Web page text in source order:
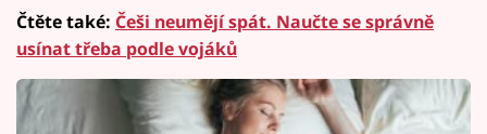
Čtěte také: Češi neumějí spát. Naučte se správně
usínat třeba podle vojáků